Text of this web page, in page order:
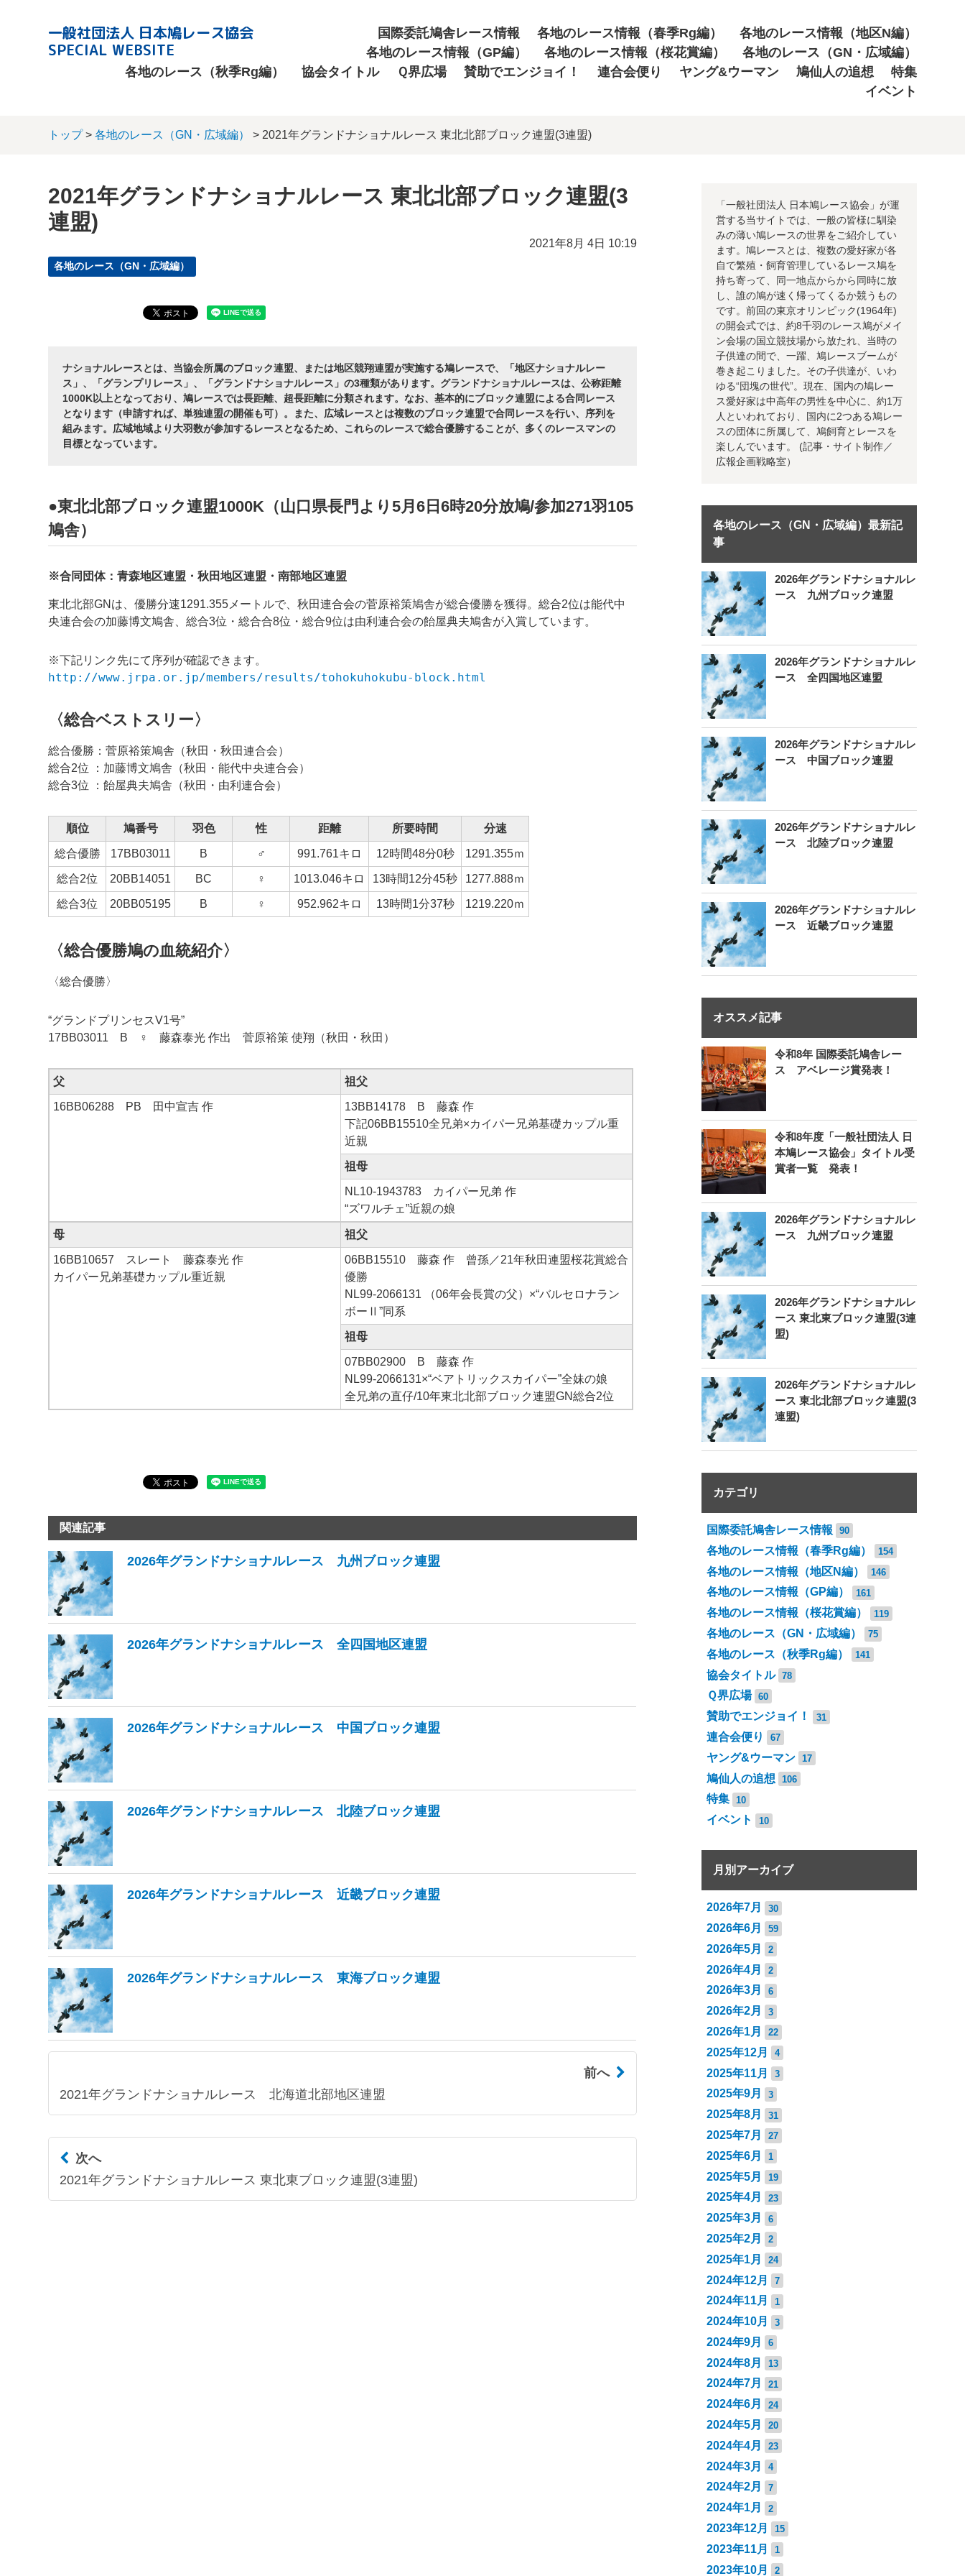
一般社団法人 日本鳩レース協会
SPECIAL WEBSITE
国際委託鳩舎レース情報 各地のレース情報（春季Rg編）
各地のレース情報（地区N編）
各地のレース情報（GP編）
各地のレース情報（桜花賞編）
各地のレース（GN・広域編）
各地のレース（秋季Rg編）
協会タイトル Ｑ界広場 賛助でエンジョイ！ 連合会便り ヤング&ウーマン 鳩仙人の追想
特集
イベント
トップ>各地のレース（GN・広域編） > 2021年グランドナショナルレース 東北北部ブロック連盟(3連盟)
2021年グランドナショナルレース 東北北部ブロック連盟(3
連盟)
2021年8月 4日 10:19
各地のレース（GN・広域編）
ナショナルレースとは、当協会所属のブロック連盟、または地区競翔連盟が実施する鳩レースで、「地区ナショナルレー
ス」、「グランプリレース」、「グランドナショナルレース」の3種類があります。グランドナショナルレースは、公称距離
1000K以上となっており、鳩レースでは長距離、超長距離に分類されます。なお、基本的にブロック連盟による合同レース
となります（申請すれば、単独連盟の開催も可）。また、広域レースとは複数のブロック連盟で合同レースを行い、序列を
組みます。広域地域より大羽数が参加するレースとなるため、これらのレースで総合優勝することが、多くのレースマンの
目標となっています。
●東北北部ブロック連盟1000K（山口県長門より5月6日6時20分放鳩/参加271羽105
鳩舎）
※合同団体：青森地区連盟・秋田地区連盟・南部地区連盟
東北北部GNは、優勝分速1291.355メートルで、秋田連合会の菅原裕策鳩舎が総合優勝を獲得。総合2位は能代中
央連合会の加藤博文鳩舎、総合3位・総合合8位・総合9位は由利連合会の飴屋典夫鳩舎が入賞しています。
※下記リンク先にて序列が確認できます。
http://www.jrpa.or.jp/members/results/tohokuhokubu-block.html
〈総合ベストスリー〉
総合優勝：菅原裕策鳩舎（秋田・秋田連合会）
総合2位 ：加藤博文鳩舎（秋田・能代中央連合会）
総合3位 ：飴屋典夫鳩舎（秋田・由利連合会）
順位 鳩番号 羽色 性 距離 所要時間 分速
総合優勝 17BB03011 B ♂ 991.761キロ 12時間48分0秒 1291.355ｍ
総合2位 20BB14051 BC ♀ 1013.046キロ 13時間12分45秒 1277.888ｍ
総合3位 20BB05195 B ♀ 952.962キロ 13時間1分37秒 1219.220ｍ
〈総合優勝鳩の血統紹介〉
〈総合優勝〉
“グランドプリンセスV1号”
17BB03011 B ♀ 藤森泰光 作出 菅原裕策 使翔（秋田・秋田）
父 祖父
16BB06288 PB 田中宣吉 作
13BB14178 B 藤森 作
下記06BB15510全兄弟×カイパー兄弟基礎カップル重
近親
祖母
NL10-1943783 カイパー兄弟 作
“ズワルチェ”近親の娘
母 祖父
16BB10657 スレート 藤森泰光 作
カイパー兄弟基礎カップル重近親
06BB15510 藤森 作 曾孫／21年秋田連盟桜花賞総合
優勝
NL99-2066131 （06年会長賞の父）×“バルセロナラン
ボーⅡ”同系
祖母
07BB02900 B 藤森 作
NL99-2066131×“ベアトリックスカイパー”全妹の娘
全兄弟の直仔/10年東北北部ブロック連盟GN総合2位
関連記事
2026年グランドナショナルレース 九州ブロック連盟
2026年グランドナショナルレース 全四国地区連盟
2026年グランドナショナルレース 中国ブロック連盟
2026年グランドナショナルレース 北陸ブロック連盟
2026年グランドナショナルレース 近畿ブロック連盟
2026年グランドナショナルレース 東海ブロック連盟
前へ
2021年グランドナショナルレース 北海道北部地区連盟
次へ
2021年グランドナショナルレース 東北東ブロック連盟(3連盟)
「一般社団法人 日本鳩レース協会」が運
営する当サイトでは、一般の皆様に馴染
みの薄い鳩レースの世界をご紹介してい
ます。鳩レースとは、複数の愛好家が各
自で繁殖・飼育管理しているレース鳩を
持ち寄って、同一地点からから同時に放
し、誰の鳩が速く帰ってくるか競うもの
です。前回の東京オリンピック(1964年)
の開会式では、約8千羽のレース鳩がメイ
ン会場の国立競技場から放たれ、当時の
子供達の間で、一躍、鳩レースブームが
巻き起こりました。その子供達が、いわ
ゆる“団塊の世代”。現在、国内の鳩レー
ス愛好家は中高年の男性を中心に、約1万
人といわれており、国内に2つある鳩レー
スの団体に所属して、鳩飼育とレースを
楽しんでいます。 (記事・サイト制作／
広報企画戦略室）
各地のレース（GN・広域編）最新記
事
2026年グランドナショナルレ
ース 九州ブロック連盟
2026年グランドナショナルレ
ース 全四国地区連盟
2026年グランドナショナルレ
ース 中国ブロック連盟
2026年グランドナショナルレ
ース 北陸ブロック連盟
2026年グランドナショナルレ
ース 近畿ブロック連盟
オススメ記事
令和8年 国際委託鳩舎レー
ス アベレージ賞発表！
令和8年度「一般社団法人 日
本鳩レース協会」タイトル受
賞者一覧 発表！
2026年グランドナショナルレ
ース 九州ブロック連盟
2026年グランドナショナルレ
ース 東北東ブロック連盟(3連
盟)
2026年グランドナショナルレ
ース 東北北部ブロック連盟(3
連盟)
カテゴリ
国際委託鳩舎レース情報 90
各地のレース情報（春季Rg編） 154
各地のレース情報（地区N編） 146
各地のレース情報（GP編） 161
各地のレース情報（桜花賞編） 119
各地のレース（GN・広域編） 75
各地のレース（秋季Rg編） 141
協会タイトル 78
Ｑ界広場 60
賛助でエンジョイ！ 31
連合会便り 67
ヤング&ウーマン 17
鳩仙人の追想 106
特集 10
イベント 10
月別アーカイブ
2026年7月 30
2026年6月 59
2026年5月 2
2026年4月 2
2026年3月 6
2026年2月 3
2026年1月 22
2025年12月 4
2025年11月 3
2025年9月 3
2025年8月 31
2025年7月 27
2025年6月 1
2025年5月 19
2025年4月 23
2025年3月 6
2025年2月 2
2025年1月 24
2024年12月 7
2024年11月 1
2024年10月 3
2024年9月 6
2024年8月 13
2024年7月 21
2024年6月 24
2024年5月 20
2024年4月 23
2024年3月 4
2024年2月 7
2024年1月 2
2023年12月 15
2023年11月 1
2023年10月 2